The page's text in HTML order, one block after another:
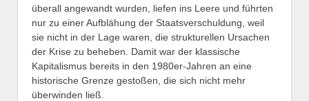
überall angewandt wurden, liefen ins Leere und führten
nur zu einer Aufblähung der Staatsverschuldung, weil
sie nicht in der Lage waren, die strukturellen Ursachen
der Krise zu beheben. Damit war der klassische
Kapitalismus bereits in den 1980er-Jahren an eine
historische Grenze gestoßen, die sich nicht mehr
überwinden ließ.